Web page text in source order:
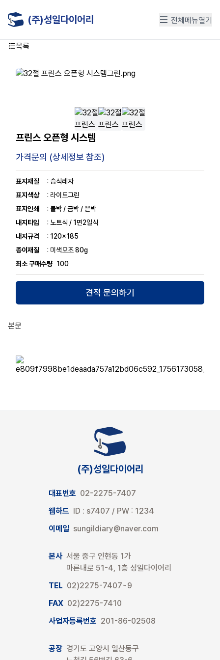
(주)성일다이어리 전체메뉴열기
목록
프린스 오픈형 시스템
가격문의 (상세정보 참조)
표지재질
: 습식레자
표지색상
: 라이트그린
표지인쇄
: 불박 / 금박 / 은박
내지타입
: 노트식 / 1면2일식
내지규격
: 120x185
종이재질
: 미색모조 80g
최소 구매수량 100
견적 문의하기
본문
(주)성일다이어리
대표번호 02-2275-7407
웹하드 ID : s7407 / PW : 1234
이메일 sungildiary@naver.com
본사 서울 중구 인현동 1가
마른내로 51-4, 1층 성일다이어리
TEL 02)2275-7407~9
FAX 02)2275-7410
사업자등록번호 201-86-02508
공장 경기도 고양시 일산동구